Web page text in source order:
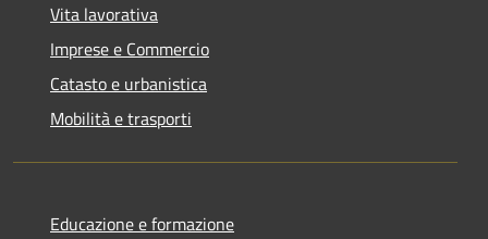
Vita lavorativa
Imprese e Commercio
Catasto e urbanistica
Mobilità e trasporti
Educazione e formazione